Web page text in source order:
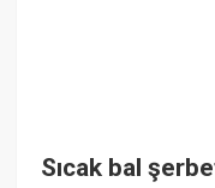
Sıcak bal